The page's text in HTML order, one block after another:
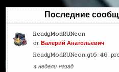
Последние
ReadyModRUNeon
отВалерий Анатольевич
4 недели назад